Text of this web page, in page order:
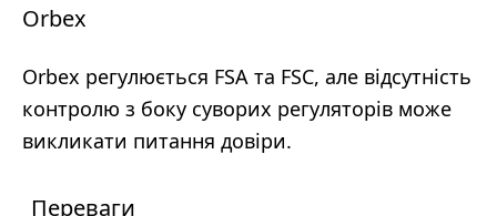
Orbex
Orbex регулюється FSA та FSC, але відсутність
контролю з боку суворих регуляторів може
викликати питання довіри.
Переваги